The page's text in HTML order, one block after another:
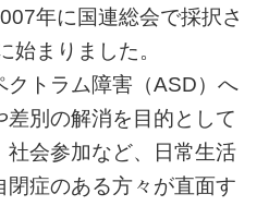
年に国連総会で採択さ
始まりました。
クトラム障害（ASD）へ
別の解消を目的として
社会参加など、日常生活
症のある方々が直面す